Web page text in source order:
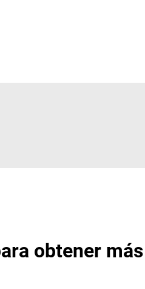
obtener más